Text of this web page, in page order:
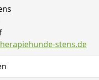
stens.de